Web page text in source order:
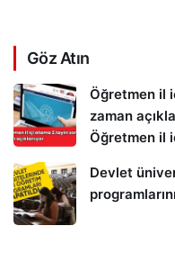
Göz Atın
Öğretmen il
zaman
Öğretmen il
Devlet